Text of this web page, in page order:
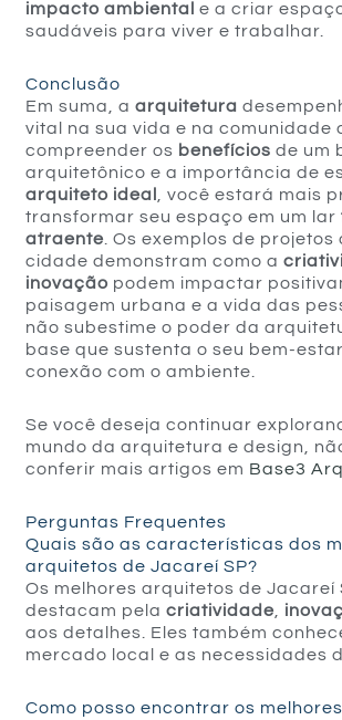
impacto ambiental e a criar
saudáveis para viver e trabalhar.
Conclusão
Em suma, aarquitetura
vital na sua vida e na comunidade
compreender os benefícios de um
arquitetônico e a importância de
arquiteto ideal
, você estará mais
transformar seu espaço em um lar
atraente . Os exemplos de
cidade demonstram como a
inovação podem impactar
paisagem urbana e a vida das
não subestime o poder da
base que sustenta o seu bem-
conexão com o ambiente.
Se você deseja continuar
mundo da arquitetura e design,
conferir mais artigos em Base3
Perguntas Frequentes
Quais são as características dos
arquitetos de Jacareí SP?
Os melhores arquitetos de Jacareí
destacam pelacriatividade
aos detalhes. Eles também
mercado local e as necessidades
Como posso encontrar os